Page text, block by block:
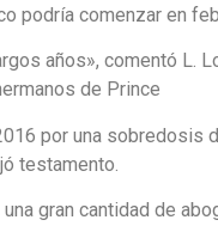
podría comenzar en
años», comentó L.
de Prince
por una sobredosis
testamento.
gran cantidad de